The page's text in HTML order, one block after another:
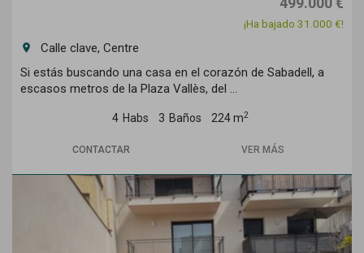
¡Ha bajado 31.000 €!
room
Calle clave, Centre
Si estás buscando una casa en el corazón de Sabadell, a
escasos metros de la Plaza Vallès, del ...
4 Habs 3 Baños 224 m2
CONTACTAR VER MÁS
Previous Next